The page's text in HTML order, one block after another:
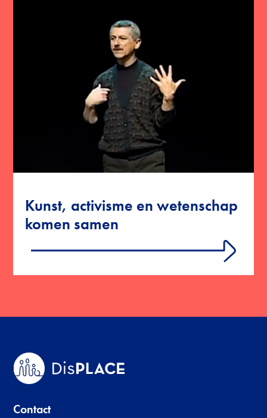
Kunst, activisme en wetenschap
komen samen
Lees meer, over: Kunst, activisme en wetenschap
Contact